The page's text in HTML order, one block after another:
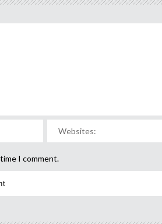
I comment.